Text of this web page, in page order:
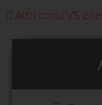
Altri corsi VS